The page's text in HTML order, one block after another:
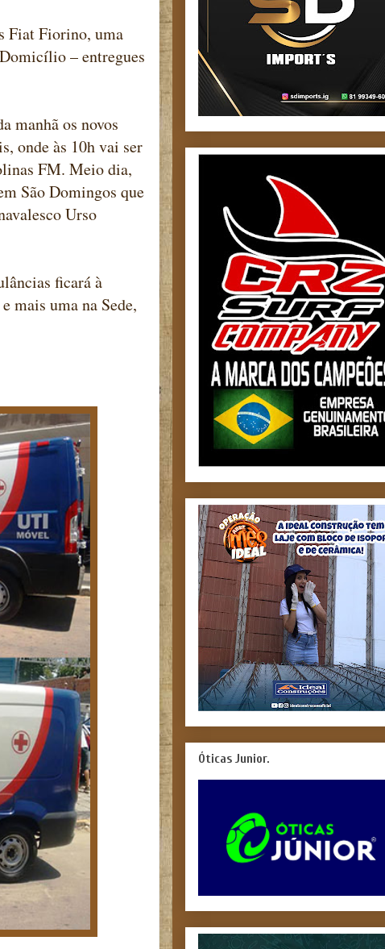
Fiat Fiorino, uma
– entregues
manhã os novos
onde às 10h vai ser
FM. Meio dia,
São Domingos que
Urso
ficará à
mais uma na Sede,
Óticas Junior.